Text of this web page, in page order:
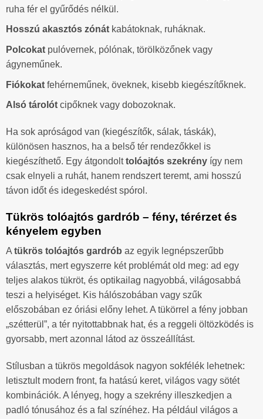
ruha fér el gyűrődés nélkül.
Hosszú akasztós zónát kabátoknak, ruháknak.
Polcokat pulóvernek, pólónak, törölközőnek vagy
ágyneműnek.
Fiókokat fehérneműnek, öveknek, kisebb kiegészítőknek.
Alsó tárolót cipőknek vagy dobozoknak.
Ha sok apróságod van (kiegészítők, sálak, táskák),
különösen hasznos, ha a belső tér rendezőkkel is
kiegészíthető. Egy átgondolttolóajtós szekrény így nem
csak elnyeli a ruhát, hanem rendszert teremt, ami hosszú
távon időt és idegeskedést spórol.
Tükrös tolóajtós gardrób – fény, térérzet és
kényelem egyben
Atükrös tolóajtós gardrób az egyik legnépszerűbb
választás, mert egyszerre két problémát old meg: ad egy
teljes alakos tükröt, és optikailag nagyobbá, világosabbá
teszi a helyiséget. Kis hálószobában vagy szűk
előszobában ez óriási előny lehet. A tükörrel a fény jobban
„szétterül”, a tér nyitottabbnak hat, és a reggeli öltözködés is
gyorsabb, mert azonnal látod az összeállítást.
Stílusban a tükrös megoldások nagyon sokfélék lehetnek:
letisztult modern front, fa hatású keret, világos vagy sötét
kombinációk. A lényeg, hogy a szekrény illeszkedjen a
padló tónusához és a fal színéhez. Ha például világos a